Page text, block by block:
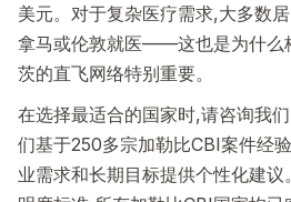
美元。对于复杂医疗需求,大多数
拿马或伦敦就医——这也是为什么
茨的直飞网络特别重要。
在选择最适合的国家时,请咨询我
们基于250多宗加勒比CBI案件经
业需求和长期目标提供个性化建议